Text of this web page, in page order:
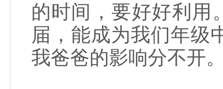
的时间，要好好利用
届，能成为我们年级
我爸爸的影响分不开